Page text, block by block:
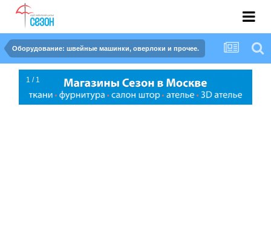
Оборудование: швейные машинки, оверлоки и прочее.
1 / 1